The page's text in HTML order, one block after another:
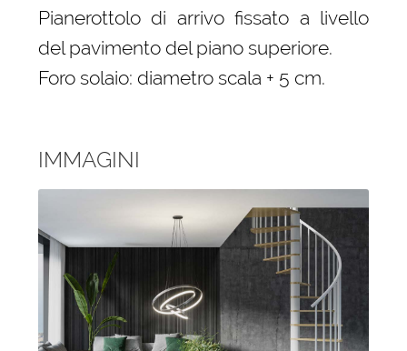
Pianerottolo di arrivo fissato a livello
del pavimento del piano superiore.
Foro solaio: diametro scala + 5 cm.
IMMAGINI